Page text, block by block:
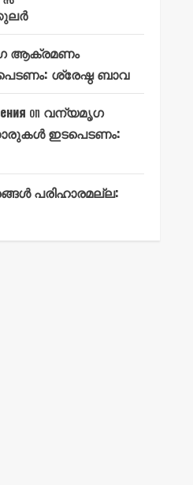
ആക്രമണം
ശ്രേഷ്ഠ ബാവ
on വന്യമൃഗ
ഇടപെടണം:
പരിഹാരമല്ല: